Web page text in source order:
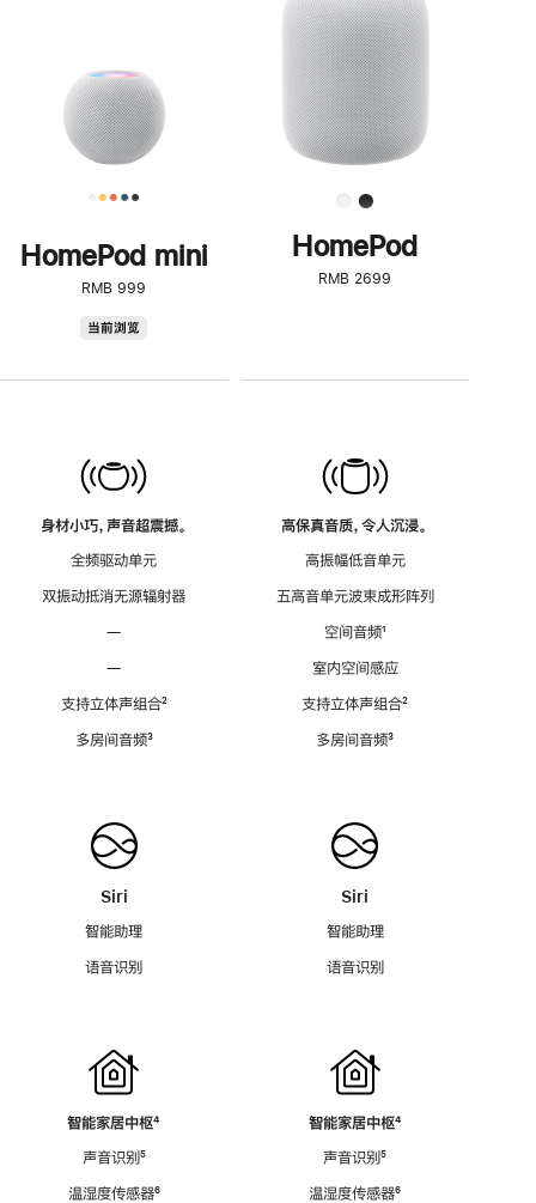
HomePod mini
RMB 999
当前浏览
身材小巧，声音超震撼。
全频驱动单元
双振动抵消无源辐射器
—
—
支持立体声组合脚
²
多房间音频脚
³
Siri
智能助理
语音识别
智能家居中枢脚
⁴
声音识别脚
⁵
温湿度传感器脚
⁶
了
解
HomePod<
HomePod
RMB 2699
高保真音质，令人沉浸。
高振幅低音单元
五高音单元波束成形阵列
空间音频脚
¹
室内空间感应
支持立体声组合脚
²
多房间音频脚
³
Siri
智能助理
语音识别
智能家居中枢脚
⁴
声音识别脚
⁵
温湿度传感器脚
⁶